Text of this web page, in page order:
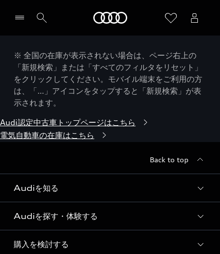
※ 全国の在庫が表示されない場合は、ページ右上の
「新規検索」または「すべてのフィルタをリセット」
をクリックしてください。モバイル端末をご利用の方
は、「…」アイコンをタップすると「新規検索」が表
示されます。
Audi認定中古車トップページはこちら
電気自動車の在庫はこちら
Back to top
Audiを知る
Audi ブランド
Story of Progress
Audiを探す・体験する
ディーラー検索
購入を検討する